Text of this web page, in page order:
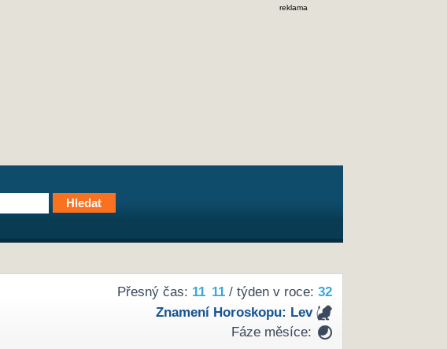
reklama
Přesný čas: 11 11/ týden v roce: 32
Znamení Horoskopu: Lev
Fáze měsíce: